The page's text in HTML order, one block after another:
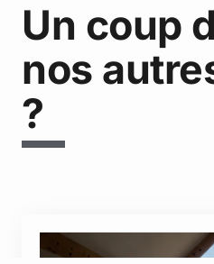
Un coup
nos
?